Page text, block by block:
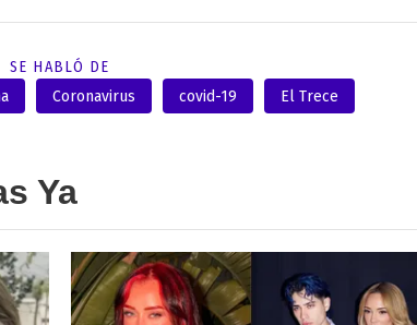
SE HABLÓ DE
Coronavirus covid-19 El Trece
Ya